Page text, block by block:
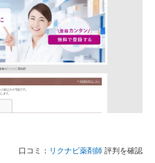
口コミ： リクナビ薬剤師 評判を確認